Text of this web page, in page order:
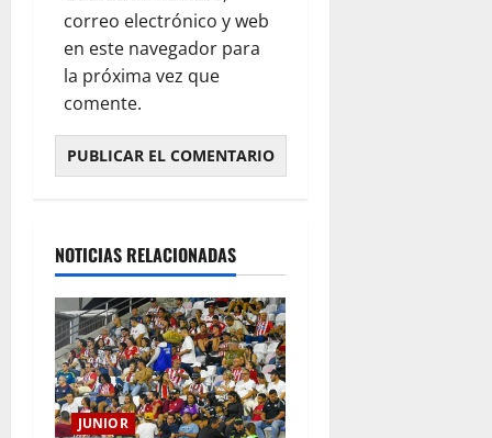
correo electrónico y web
en este navegador para
la próxima vez que
comente.
NOTICIAS RELACIONADAS
JUNIOR